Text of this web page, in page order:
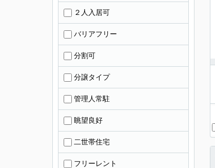
２人入居可
バリアフリー
分割可
分譲タイプ
管理人常駐
眺望良好
二世帯住宅
フリーレント